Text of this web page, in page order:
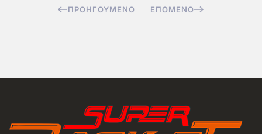
ΠΡΟΗΓΟΎΜΕΝΟ ΕΠΌΜΕΝΟ